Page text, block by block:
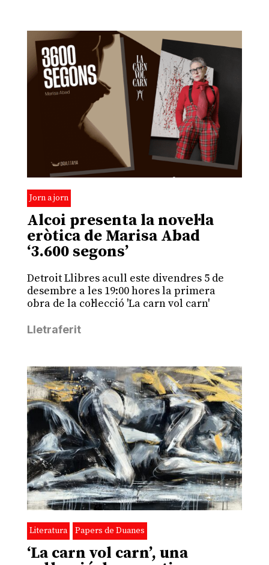
Jorn a jorn
Alcoi presenta la novel·la
eròtica de Marisa Abad
‘3.600 segons’
Detroit Llibres acull este divendres 5 de
desembre a les 19:00 hores la primera
obra de la col·lecció 'La carn vol carn'
Lletraferit
Literatura Papers de Duanes
‘La carn vol carn’, una